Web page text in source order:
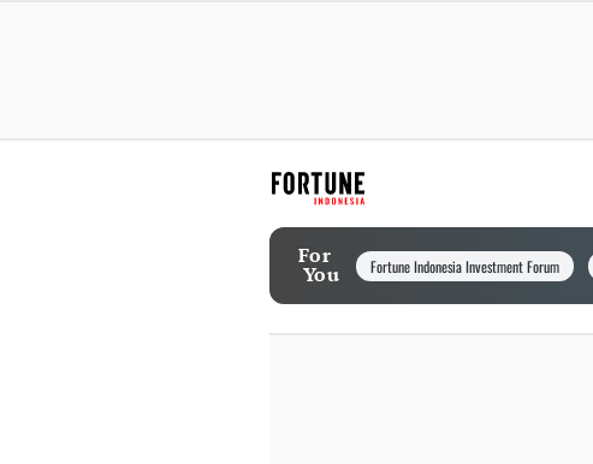
For
You Fortune Indonesia Investment Forum